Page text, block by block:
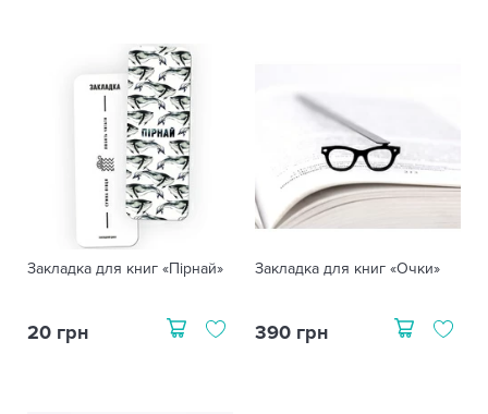
Закладка для книг «Пірнай»
20 грн
Закладка для книг «Очки»
390 грн